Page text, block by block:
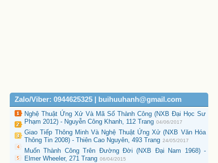
Zalo/Viber: 0944625325 | buihuuhanh@gmail.com
Nghệ Thuật Ứng Xử Và Mã Số Thành Công (NXB Đại Học Sư
Phạm 2012) - Nguyễn Công Khanh, 112 Trang 04/06/2017
Giao Tiếp Thông Minh Và Nghệ Thuật Ứng Xử (NXB Văn Hóa
Thông Tin 2008) - Thiên Cao Nguyên, 493 Trang 24/05/2017
Muốn Thành Công Trên Đường Đời (NXB Đại Nam 1968) -
Elmer Wheeler, 271 Trang 06/04/2015